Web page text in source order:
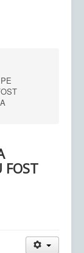
FOST